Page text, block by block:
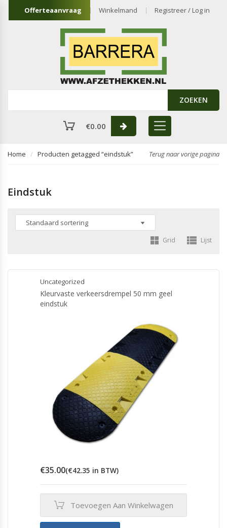
Offerteaanvraag Winkelmand Registreer / Log in
ZOEKEN
€0.00
Home Producten getagged “eindstuk” Terug naar vorige pagina
Eindstuk
Grid Lijst
Uncategorized
Kleurvaste verkeersdrempel 50 mm geel
eindstuk
€35.00(€42.35 in BTW)
Toevoegen Aan Winkelwagen